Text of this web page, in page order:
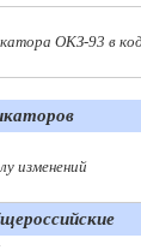
ОКЗ-93 в код
изменений